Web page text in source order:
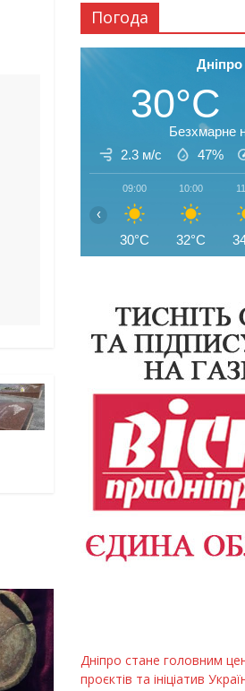
Погода
Дніпро
30°C
Безхмарне
2.3 м/с
47%
09:00
30°C
10:00
32°C
‹
Дніпро стане головним
проєктів та ініціатив